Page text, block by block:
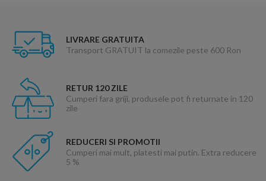
LIVRARE GRATUITA
Transport GRATUIT la comezile peste 600 Ron
RETUR 120 ZILE
Cumperi fara griji, produsele pot fi returnate in 120
zile
REDUCERI SI PROMOTII
Cumperi mai mult, platesti mai putin. Extra reducere
5 %